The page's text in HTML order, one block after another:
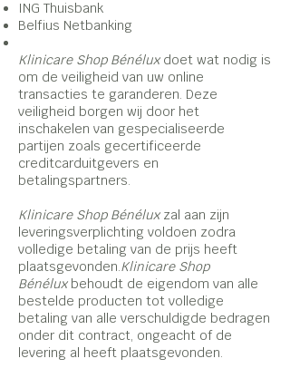
ING Thuisbank
Belfius Netbanking
Klinicare Shop Bénélux doet wat nodig is
om de veiligheid van uw online
transacties te garanderen. Deze
veiligheid borgen wij door het
inschakelen van gespecialiseerde
partijen zoals gecertificeerde
creditcarduitgevers en
betalingspartners.
Klinicare Shop Bénélux zal aan zijn
leveringsverplichting voldoen zodra
volledige betaling van de prijs heeft
plaatsgevonden.Klinicare Shop
Bénélux behoudt de eigendom van alle
bestelde producten tot volledige
betaling van alle verschuldigde bedragen
onder dit contract, ongeacht of de
levering al heeft plaatsgevonden.